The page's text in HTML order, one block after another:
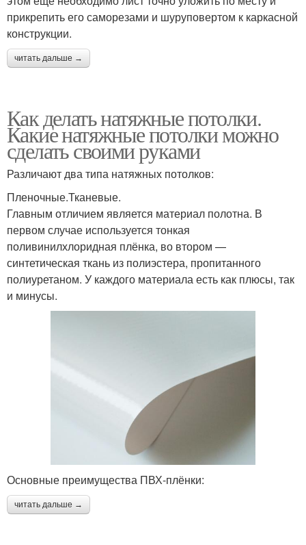
прикрепить его саморезами и шуруповертом к каркасной
конструкции.
читать дальше →
Как делать натяжные потолки.
Какие натяжные потолки можно
сделать своими руками
Различают два типа натяжных потолков:
Пленочные.Тканевые.
Главным отличием является материал полотна. В
первом случае используется тонкая
поливинилхлоридная плёнка, во втором —
синтетическая ткань из полиэстера, пропитанного
полиуретаном. У каждого материала есть как плюсы, так
и минусы.
Основные преимущества ПВХ-плёнки:
читать дальше →